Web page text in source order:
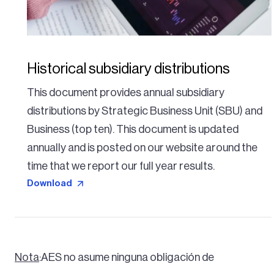
Historical subsidiary distributions
This document provides annual subsidiary
distributions by Strategic Business Unit (SBU) and
Business (top ten). This document is updated
annually and is posted on our website around the
time that we report our full year results.
Download
Nota:AES no asume ninguna obligación de